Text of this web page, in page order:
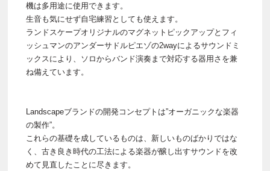
機は多用途に使用できます。
生音も気にせず自宅練習としても使えます。
ランドスケープオリジナルのマグネットピックアップとフィ
ッシュマンのアンダーサドルピエゾの2wayによるサウンドミ
ックスにより、ソロからバンド演奏まで対応する器用さを兼
ね備えています。
Landscapeブランドの開発コンセプトは”オーガニックな楽器
の製作”。
これらの基礎を成しているものは、新しいものばかりではな
く、古き良き時代の工法による楽器が醸し出すサウンドを改
めて見直したことに尽きます。